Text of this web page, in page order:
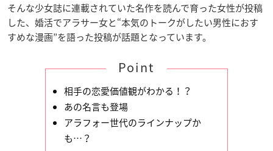
そんな少女誌に連載されていた名作を読んで育った女性が投稿
した、婚活でアラサー女と“本気のトークがしたい男性におす
すめな漫画”を語った投稿が話題となっています。
Point
相手の恋愛価値観がわかる！？
あの名言も登場
アラフォー世代のラインナップか
も…？